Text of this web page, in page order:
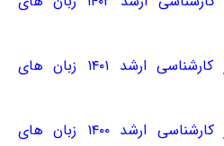
دانلود سوالات کنکور کارشناسی ارشد ۱۴۰۱ زبان های
دانلود سوالات کنکور کارشناسی ارشد ۱۴۰۰ زبان های